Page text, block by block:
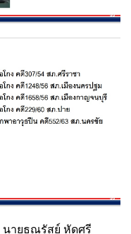
นายธณรัสย์ หัดศรี